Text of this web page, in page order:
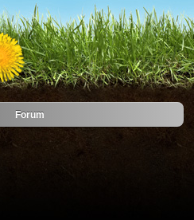
Forum